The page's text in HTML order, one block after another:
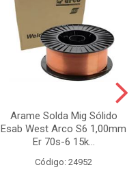
Arame Solda Mig Sólido
Esab West Arco S6 1,00mm
Er 70s-6 15k...
Código: 24952